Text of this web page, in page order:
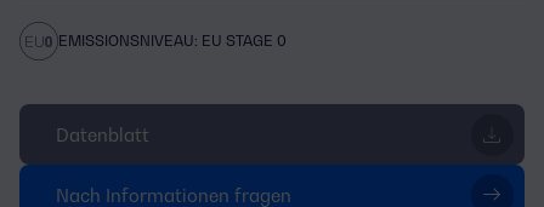
EMISSIONSNIVEAU: EU STAGE 0
Datenblatt
Nach Informationen fragen